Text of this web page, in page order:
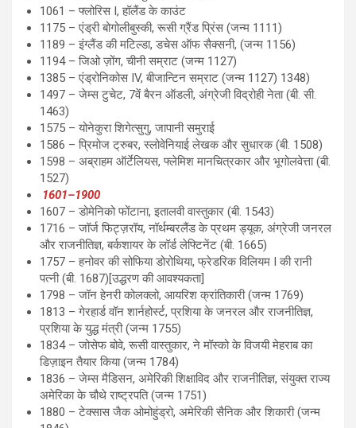
1061 – फ्लोरिस I, हॉलैंड के काउंट
1175 – एंड्री बोगोलीबुस्की, रूसी ग्रैंड प्रिंस (जन्म 1111)
1189 – इंग्लैंड की मटिल्डा, डचेस ऑफ सैक्सनी, (जन्म 1156)
1194 – जिओ ज़ोंग, चीनी सम्राट (जन्म 1127)
1385 – एंड्रोनिकोस IV, बीजान्टिन सम्राट (जन्म 1127) 1348)
1497 – जेम्स टुचेट, 7वें बैरन ऑडली, अंग्रेजी विद्रोही नेता (बी. सी.
1463)
1575 – योनेकुरा शिगेत्सुगु, जापानी समुराई
1586 – प्रिमोज ट्रुबर, स्लोवेनियाई लेखक और सुधारक (बी. 1508)
1598 – अब्राहम ऑर्टेलियस, फ्लेमिश मानचित्रकार और भूगोलवेत्ता (बी.
1527)
1601–1900
1607 – डोमेनिको फोंटाना, इतालवी वास्तुकार (बी. 1543)
1716 – जॉर्ज फिट्ज़रॉय, नॉर्थम्बरलैंड के प्रथम ड्यूक, अंग्रेजी जनरल
और राजनीतिज्ञ, बर्कशायर के लॉर्ड लेफ्टिनेंट (बी. 1665)
1757 – हनोवर की सोफिया डोरोथिया, फ्रेडरिक विलियम I की रानी
पत्नी (बी. 1687)[उद्धरण की आवश्यकता]
1798 – जॉन हेनरी कोलक्लो, आयरिश क्रांतिकारी (जन्म 1769)
1813 – गेरहार्ड वॉन शार्नहोर्स्ट, प्रशिया के जनरल और राजनीतिज्ञ,
प्रशिया के युद्ध मंत्री (जन्म 1755)
1834 – जोसेफ बोवे, रूसी वास्तुकार, ने मॉस्को के विजयी मेहराब का
डिज़ाइन तैयार किया (जन्म 1784)
1836 – जेम्स मैडिसन, अमेरिकी शिक्षाविद और राजनीतिज्ञ, संयुक्त राज्य
अमेरिका के चौथे राष्ट्रपति (जन्म 1751)
1880 – टेक्सास जैक ओमोहुंड्रो, अमेरिकी सैनिक और शिकारी (जन्म